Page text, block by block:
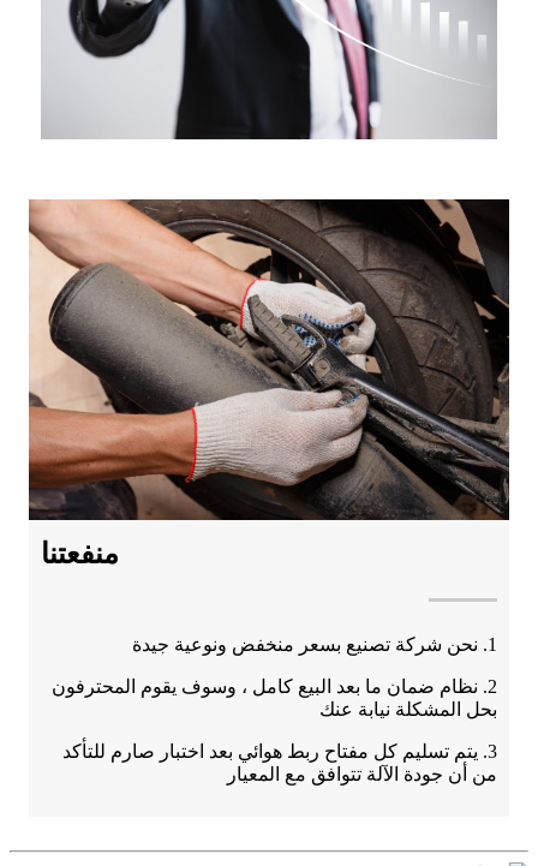
منفعتنا
1. نحن شركة تصنيع بسعر منخفض ونوعية جيدة
2. نظام ضمان ما بعد البيع كامل ، وسوف يقوم المحترفون
بحل المشكلة نيابة عنك
3. يتم تسليم كل مفتاح ربط هوائي بعد اختبار صارم للتأكد
من أن جودة الآلة تتوافق مع المعيار